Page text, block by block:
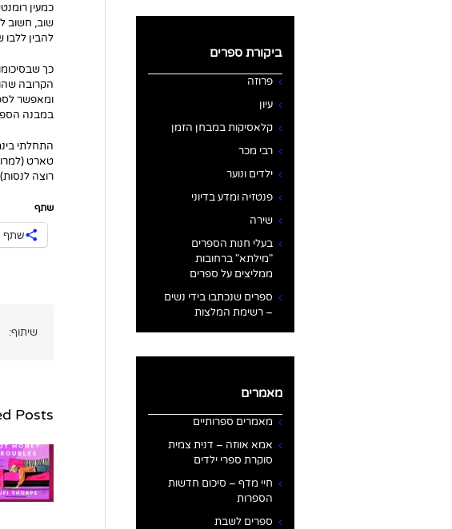
כמעין
שוב, חשוב
להבין
כך
הקרובה
ומאפשר
במבנה
התחלתי
טארט
רוצה
שתף
שתף
שיתוף:
Posts
ביקורת ספרים
פרוזה
עיון
קלאסיקות במבחן הזמן
רבי מכר
ילדים ונוער
פנטזיה ומדע בדיוני
שירה
בעלי חנות הספרים
"מילתא" ברחובות
ממליצים על ספרים
ספרים שנכתבו בידי נשים
– רשימת המלצות
מאמרים
מאמרים ספרותיים
אמא אווזה – דנית צמית
סוקרת ספרי ילדים
חיי מדף – סיכום חדשות
הספרות
ספרים לשבת